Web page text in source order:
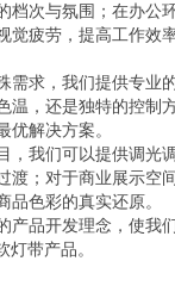
档次与氛围；在办公
觉疲劳，提高工作效率
需求，我们提供专业
温，还是独特的控制
优解决方案。
，我们可以提供调光
渡；对于商业展示空
品色彩的真实还原。
产品开发理念，使我
带产品。